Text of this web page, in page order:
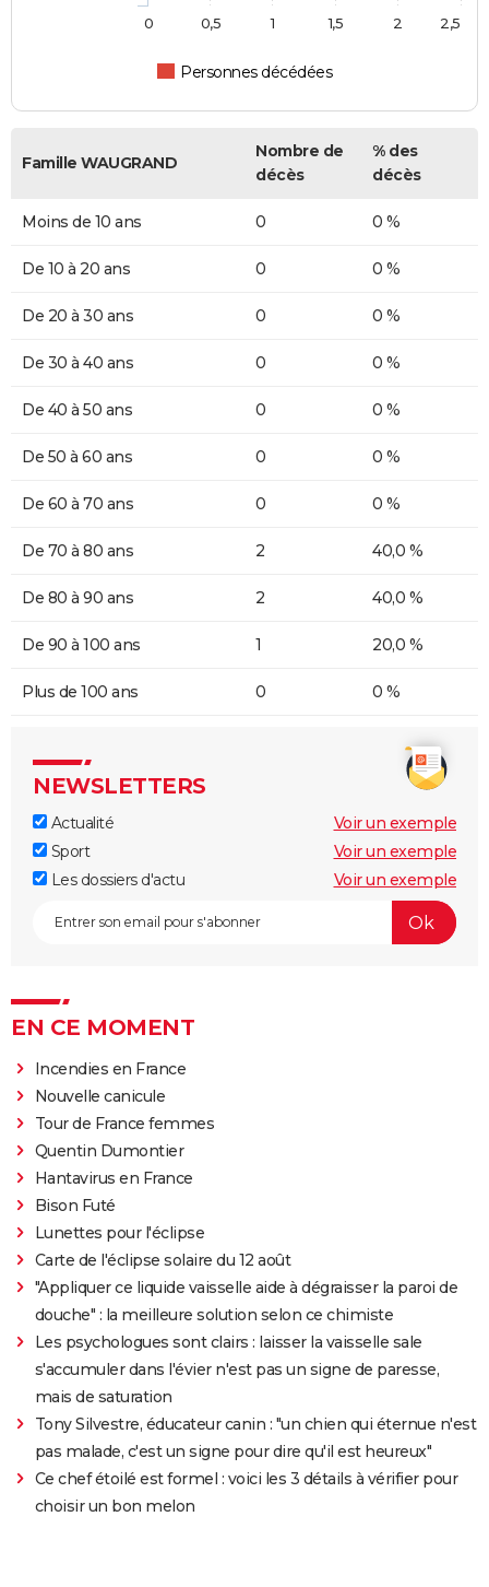
Personnes décédées
0 0,5 1 1,5 2 2,5
Famille WAUGRAND
Nombre de
décès
% des
décès
Moins de 10 ans 0 0 %
De 10 à 20 ans 0 0 %
De 20 à 30 ans 0 0 %
De 30 à 40 ans 0 0 %
De 40 à 50 ans 0 0 %
De 50 à 60 ans 0 0 %
De 60 à 70 ans 0 0 %
De 70 à 80 ans 2 40,0 %
De 80 à 90 ans 2 40,0 %
De 90 à 100 ans 1 20,0 %
Plus de 100 ans 0 0 %
NEWSLETTERS
Actualité
Voir un exemple
Sport
Voir un exemple
Les dossiers d'actu
Voir un exemple
EN CE MOMENT
Incendies en France
Nouvelle canicule
Tour de France femmes
Quentin Dumontier
Hantavirus en France
Bison Futé
Lunettes pour l'éclipse
Carte de l'éclipse solaire du 12 août
"Appliquer ce liquide vaisselle aide à dégraisser la paroi de
douche" : la meilleure solution selon ce chimiste
Les psychologues sont clairs : laisser la vaisselle sale
s'accumuler dans l'évier n'est pas un signe de paresse,
mais de saturation
Tony Silvestre, éducateur canin : "un chien qui éternue n'est
pas malade, c'est un signe pour dire qu'il est heureux"
Ce chef étoilé est formel : voici les 3 détails à vérifier pour
choisir un bon melon